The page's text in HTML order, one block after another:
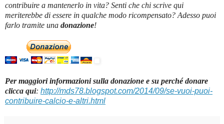
contribuire a mantenerlo in vita? Senti che chi scrive qui
meriterebbe di essere in qualche modo ricompensato? Adesso puoi
farlo tramite una donazione!
Per maggiori informazioni sulla donazione e su perché donare
clicca qui: http://mds78.blogspot.com/2014/09/se-vuoi-puoi-
contribuire-calcio-e-altri.html